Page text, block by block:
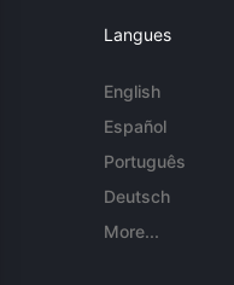
Langues
English
Español
Português
Deutsch
More...